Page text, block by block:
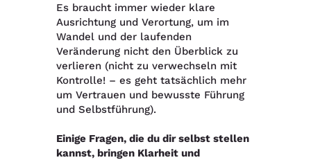
Es braucht immer wieder klare
Ausrichtung und Verortung, um im
Wandel und der laufenden
Veränderung nicht den Überblick zu
verlieren (nicht zu verwechseln mit
Kontrolle! – es geht tatsächlich mehr
um Vertrauen und bewusste Führung
und Selbstführung).
Einige Fragen, die du dir selbst stellen
kannst, bringen Klarheit und